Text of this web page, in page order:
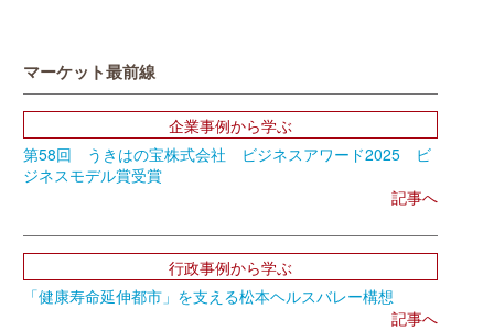
マーケット最前線
企業事例から学ぶ
第58回 うきはの宝株式会社 ビジネスアワード2025 ビ
ジネスモデル賞受賞
記事へ
行政事例から学ぶ
「健康寿命延伸都市」を支える松本ヘルスバレー構想
記事へ